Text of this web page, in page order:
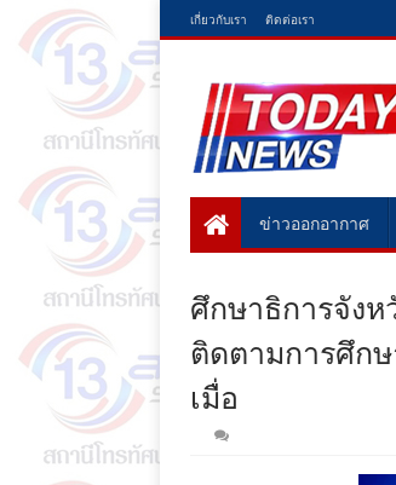
เกี่ยวกับเรา ติดต่อเรา
ข่าวออกอากาศ
ศึกษาธิการจัง
ติดตามการศึก
เมื่อ